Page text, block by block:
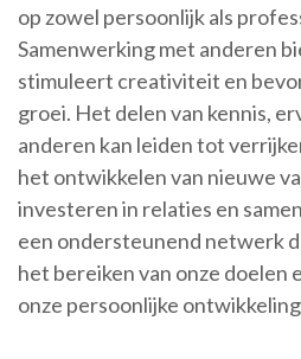
op zowel persoonlijk als
Samenwerking met anderen
stimuleert creativiteit en
groei. Het delen van kennis,
anderen kan leiden tot
het ontwikkelen van nieuwe
investeren in relaties en
een ondersteunend netwerk
het bereiken van onze doelen
onze persoonlijke